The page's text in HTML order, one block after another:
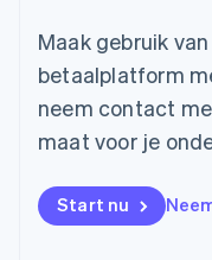
Maak gebruik
betaalplatform
neem contact
maat voor je
Start nu